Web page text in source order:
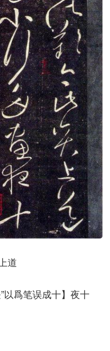
道
以爲笔误成十】夜十